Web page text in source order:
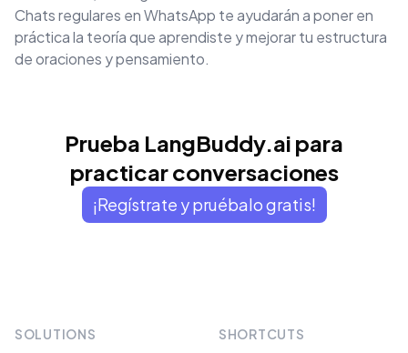
Chats regulares en WhatsApp te ayudarán a poner en
práctica la teoría que aprendiste y mejorar tu estructura
de oraciones y pensamiento.
Prueba LangBuddy.ai para
practicar conversaciones
¡Regístrate y pruébalo gratis!
SOLUTIONS
SHORTCUTS